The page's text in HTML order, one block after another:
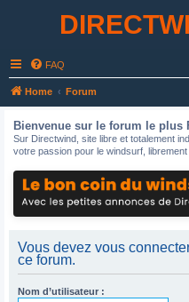
FAQ
Home Forum
Bienvenue sur le forum le plus
Sur Directwind, site libre et totalement
votre passion pour le windsurf, librement
Vous devez vous
ce forum.
Nom d’utilisateur :